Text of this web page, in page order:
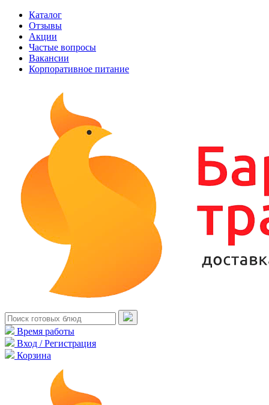
Каталог
Отзывы
Акции
Частые вопросы
Вакансии
Корпоративное питание
Время работы
Вход / Регистрация
Корзина